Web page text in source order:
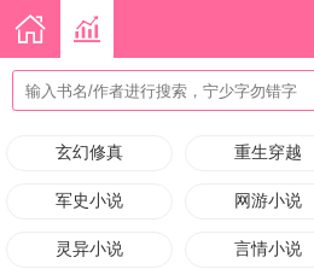
玄幻修真 重生穿越
军史小说 网游小说
灵异小说 言情小说